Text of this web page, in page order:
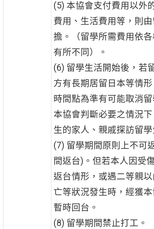
(5) 本協會支付費用以外
費用、生活費用等，則
擔。（留學所需費用依
有所不同）。
(6) 留學生活開始後，若
方有長期居留日本等情
時間點為準有可能取消
本協會判斷必要之情況
生的家人、親戚探訪留學
(7) 留學期間原則上不可
間返台)。但若本人因受
返台情形，或遇二等親
亡等狀況發生時，經獲
暫時回台。
(8) 留學期間禁止打工。